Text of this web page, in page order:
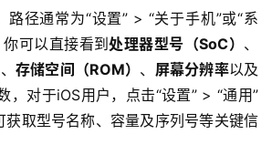
径通常为“设置” > “关于手机”或“系
你可以直接看到处理器型号（SoC） 、
、 存储空间（ROM） 、 屏幕分辨率以及
，对于iOS用户，点击“设置” > “通用”
获取型号名称、容量及序列号等关键信